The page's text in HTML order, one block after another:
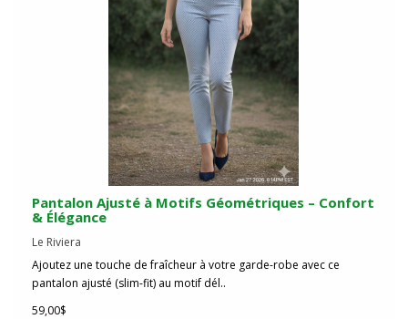
Pantalon Ajusté à Motifs Géométriques – Confort
& Élégance
Le Riviera
Ajoutez une touche de fraîcheur à votre garde-robe avec ce
pantalon ajusté (slim-fit) au motif dél..
59,00$